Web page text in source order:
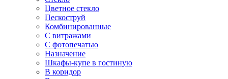
Цветное стекло
Пескоструй
Комбинированные
С витражами
С фотопечатью
Назначение
Шкафы-купе в гостиную
В коридор